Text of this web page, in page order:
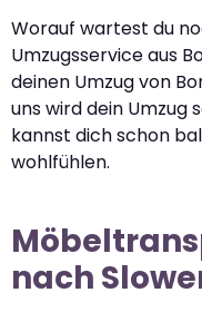
Worauf wartest du
Umzugsservice aus
deinen Umzug von
uns wird dein Umzug
kannst dich schon
wohlfühlen.
nach